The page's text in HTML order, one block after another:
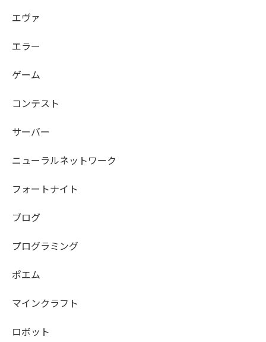
エヴァ
エラー
ゲーム
コンテスト
サーバー
ニューラルネットワーク
フォートナイト
ブログ
プログラミング
ポエム
マインクラフト
ロボット